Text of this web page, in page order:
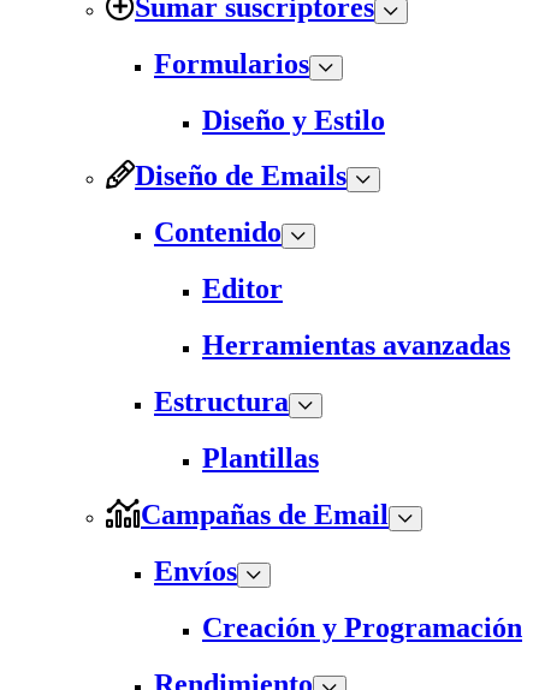
Sumar suscriptores
Formularios
Diseño y Estilo
Diseño de Emails
Contenido
Editor
Herramientas avanzadas
Estructura
Plantillas
Campañas de Email
Envíos
Creación y Programación
Rendimiento